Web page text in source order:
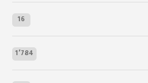
16
1٬784